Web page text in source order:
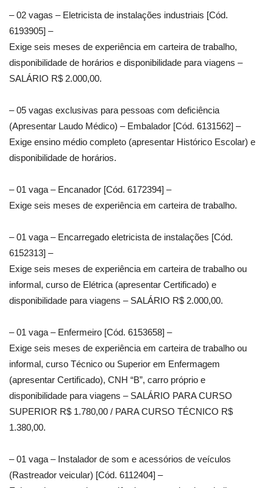
– 02 vagas – Eletricista de instalações industriais [Cód.
6193905] –
Exige seis meses de experiência em carteira de trabalho,
disponibilidade de horários e disponibilidade para viagens –
SALÁRIO R$ 2.000,00.
– 05 vagas exclusivas para pessoas com deficiência
(Apresentar Laudo Médico) – Embalador [Cód. 6131562] –
Exige ensino médio completo (apresentar Histórico Escolar) e
disponibilidade de horários.
– 01 vaga – Encanador [Cód. 6172394] –
Exige seis meses de experiência em carteira de trabalho.
– 01 vaga – Encarregado eletricista de instalações [Cód.
6152313] –
Exige seis meses de experiência em carteira de trabalho ou
informal, curso de Elétrica (apresentar Certificado) e
disponibilidade para viagens – SALÁRIO R$ 2.000,00.
– 01 vaga – Enfermeiro [Cód. 6153658] –
Exige seis meses de experiência em carteira de trabalho ou
informal, curso Técnico ou Superior em Enfermagem
(apresentar Certificado), CNH “B”, carro próprio e
disponibilidade para viagens – SALÁRIO PARA CURSO
SUPERIOR R$ 1.780,00 / PARA CURSO TÉCNICO R$
1.380,00.
– 01 vaga – Instalador de som e acessórios de veículos
(Rastreador veicular) [Cód. 6112404] –